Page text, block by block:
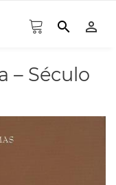
search person_outline
– Século